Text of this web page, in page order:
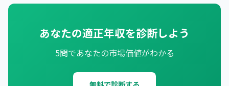
あなたの適正年収を診断しよう
5問であなたの市場価値がわかる